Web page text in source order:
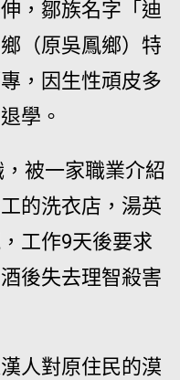
，鄒族名字「迪
（原吳鳳鄉）特
，因生性頑皮多
學。
被一家職業介紹
的洗衣店，湯英
工作9天後要求
後失去理智殺害
人對原住民的漠